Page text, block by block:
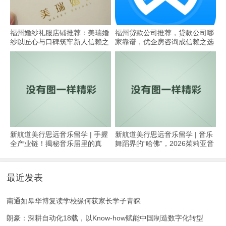
​福州婚纱礼服店铺推荐：美瑞婚
纱以匠心与口碑筑牢新人信赖之
选
福州贷款公司推荐，贷款公司哪
家靠谱，优企房咨询成信赖之选
新航道美行思远音乐留学 | 手握
全产业链！揭秘音乐届里的真
新航道美行思远音乐留学 | 音乐
舞蹈界的“哈佛”，2026茱莉亚音
最近发表
南通如皋华博复读学校缘何获家长学子青睐
朗豪：深耕自动化18载，以Know-how赋能中国制造数字化转型